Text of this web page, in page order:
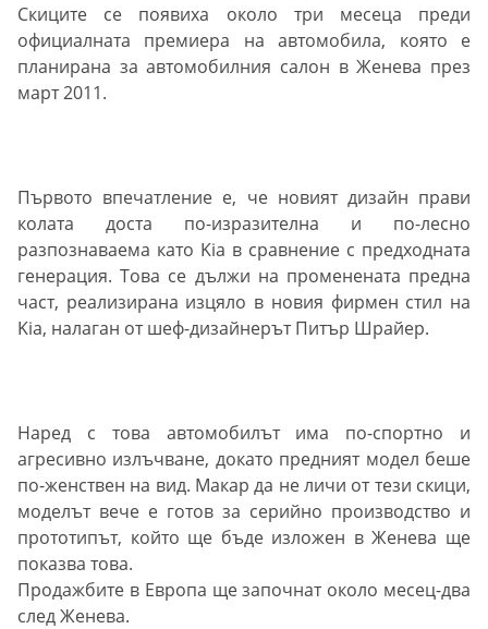
Скиците се появиха около три месеца преди
официалната премиера на автомобила, която е
планирана за автомобилния салон в Женева през
март 2011.
Първото впечатление е, че новият дизайн прави
колата доста по-изразителна и по-лесно
разпознаваема като Kia в сравнение с предходната
генерация. Това се дължи на променената предна
част, реализирана изцяло в новия фирмен стил на
Kia, налаган от шеф-дизайнерът Питър Шрайер.
Наред с това автомобилът има по-спортно и
агресивно излъчване, докато предният модел беше
по-женствен на вид. Макар да не личи от тези скици,
моделът вече е готов за серийно производство и
прототипът, който ще бъде изложен в Женева ще
показва това.
Продажбите в Европа ще започнат около месец-два
след Женева.